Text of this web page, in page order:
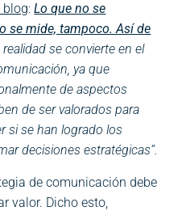
blog:Lo que no se
se mide, tampoco. Así de
realidad se convierte en el
ya que
de aspectos
de ser valorados para
si se han logrado los
decisiones estratégicas”.
de comunicación debe
valor. Dicho esto,